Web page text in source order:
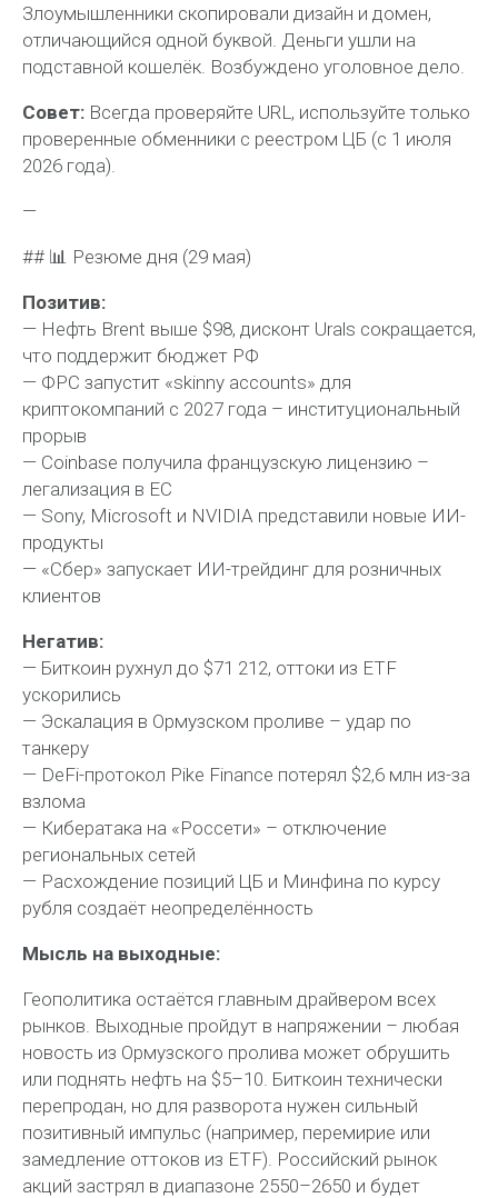
Злоумышленники скопировали дизайн и домен,
отличающийся одной буквой. Деньги ушли на
подставной кошелёк. Возбуждено уголовное дело.
Совет: Всегда проверяйте URL, используйте только
проверенные обменники с реестром ЦБ (с 1 июля
2026 года).
—
## 📊 Резюме дня (29 мая)
Позитив:
— Нефть Brent выше $98, дисконт Urals сокращается,
что поддержит бюджет РФ
— ФРС запустит «skinny accounts» для
криптокомпаний с 2027 года – институциональный
прорыв
— Coinbase получила французскую лицензию –
легализация в ЕС
— Sony, Microsoft и NVIDIA представили новые ИИ-
продукты
— «Сбер» запускает ИИ-трейдинг для розничных
клиентов
Негатив:
— Биткоин рухнул до $71 212, оттоки из ETF
ускорились
— Эскалация в Ормузском проливе – удар по
танкеру
— DeFi-протокол Pike Finance потерял $2,6 млн из-за
взлома
— Кибератака на «Россети» – отключение
региональных сетей
— Расхождение позиций ЦБ и Минфина по курсу
рубля создаёт неопределённость
Мысль на выходные:
Геополитика остаётся главным драйвером всех
рынков. Выходные пройдут в напряжении – любая
новость из Ормузского пролива может обрушить
или поднять нефть на $5–10. Биткоин технически
перепродан, но для разворота нужен сильный
позитивный импульс (например, перемирие или
замедление оттоков из ETF). Российский рынок
акций застрял в диапазоне 2550–2650 и будет